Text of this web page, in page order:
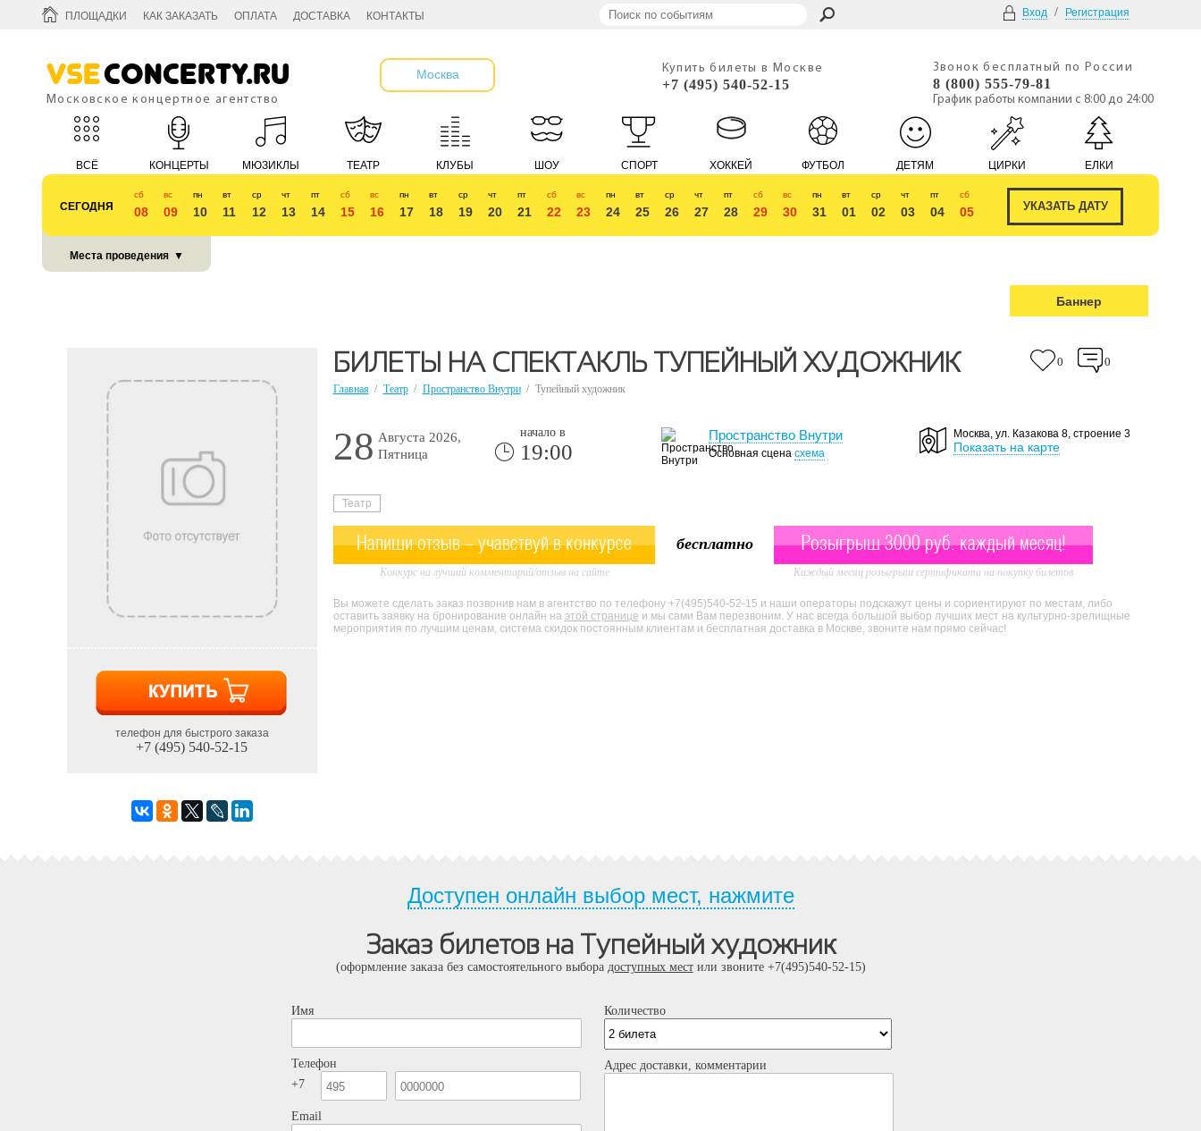
ПЛОЩАДКИ КАК ЗАКАЗАТЬ ОПЛАТА ДОСТАВКА КОНТАКТЫ Вход / Регистрация
VseConcerty.ru
Московское концертное агентство
Москва Купить билеты в Москве
+7 (495) 540-52-15
Звонок бесплатный по России
8 (800) 555-79-81
График работы компании с 8:00 до 24:00
ВСЁ КОНЦЕРТЫ МЮЗИКЛЫ ТЕАТР КЛУБЫ ШОУ СПОРТ ХОККЕЙ ФУТБОЛ ДЕТЯМ ЦИРКИ ЕЛКИ
СЕГОДНЯ
сб
08
вс
09
пн
10
вт
11
ср
12
чт
13
пт
14
сб
15
вс
16
пн
17
вт
18
ср
19
чт
20
пт
21
сб
22
вс
23
пн
24
вт
25
ср
26
чт
27
пт
28
сб
29
вс
30
пн
31
вт
01
ср
02
чт
03
пт
04
сб
05
Места проведения ▼
Баннер
телефон для быстрого заказа
+7 (495) 540-52-15
БИЛЕТЫ НА СПЕКТАКЛЬ ТУПЕЙНЫЙ ХУДОЖНИК 0 0
Главная / Театр / Пространство Внутри / Тупейный художник
28 Августа 2026,
Пятница
начало в
19:00
Пространство Внутри
Основная сцена схема
Москва, ул. Казакова 8, строение 3
Показать на карте
Театр
Напиши отзыв - учавствуй в конкурсе
Конкурс на лучший комментарий/отзыв на сайте
бесплатно Розыгрыш 3000 руб. каждый месяц!
Каждый месяц розыгрыш сертификата на покупку билетов
Вы можете сделать заказ позвонив нам в агентство по телефону +7(495)540-52-15 и наши операторы подскажут цены и сориентируют по местам, либо
оставить заявку на бронирование онлайн на этой странице и мы сами Вам перезвоним. У нас всегда большой выбор лучших мест на культурно-зрелищные
мероприятия по лучшим ценам, система скидок постоянным клиентам и бесплатная доставка в Москве, звоните нам прямо сейчас!
Доступен онлайн выбор мест, нажмите
Заказ билетов на Тупейный художник
(оформление заказа без самостоятельного выбора доступных местили звоните +7(495)540-52-15)
Имя
Телефон
+7
Email
Количество
Адрес доставки, комментарии